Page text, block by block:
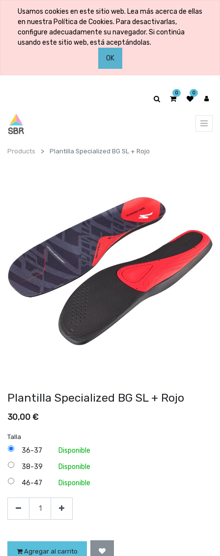
Usamos cookies en este sitio web. Lea más acerca de ellas
en nuestra Política de Cookies. Para desactivarlas,
configure adecuadamente su navegador. Si continúa
usando este sitio web, está aceptándolas.
OK
0 0
Products Plantilla Specialized BG SL + Rojo
Plantilla Specialized BG SL + Rojo
30,00 €
Talla
36-37
Disponible
38-39
Disponible
46-47
Disponible
Agregar al carrito